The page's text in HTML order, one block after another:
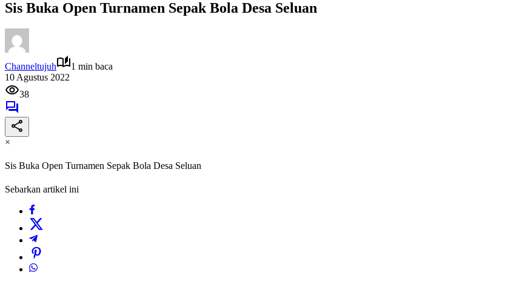
Sis Buka Open Turnamen Sepak Bola Desa Seluan
Channeltujuh
1 min baca
10 Agustus 2022
38
×
Sis Buka Open Turnamen Sepak Bola Desa Seluan
Sebarkan artikel ini